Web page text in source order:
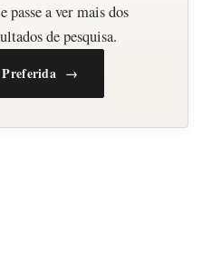
passe a ver mais dos
de pesquisa.
Preferida →